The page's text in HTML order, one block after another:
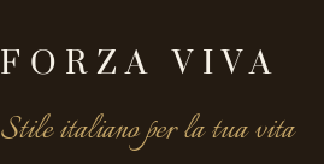
FORZA VIVA
Stile italiano per la tua vita